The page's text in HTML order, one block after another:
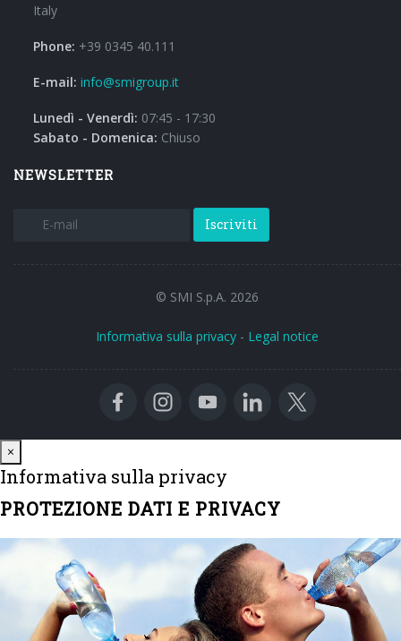
Italy
Phone: +39 0345 40.111
E-mail: info@smigroup.it
Lunedì - Venerdì: 07:45 - 17:30
Sabato - Domenica: Chiuso
NEWSLETTER
Iscriviti
© SMI S.p.A. 2026
Informativa sulla privacy - Legal notice
×
Informativa sulla privacy
PROTEZIONE DATI E PRIVACY